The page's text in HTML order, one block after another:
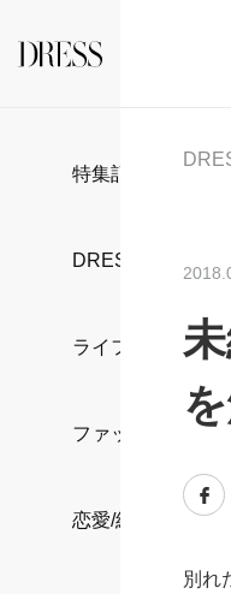
特集記事
DRESS部活
ライフスタイル
ファッション
恋愛/結婚/離婚
別れ